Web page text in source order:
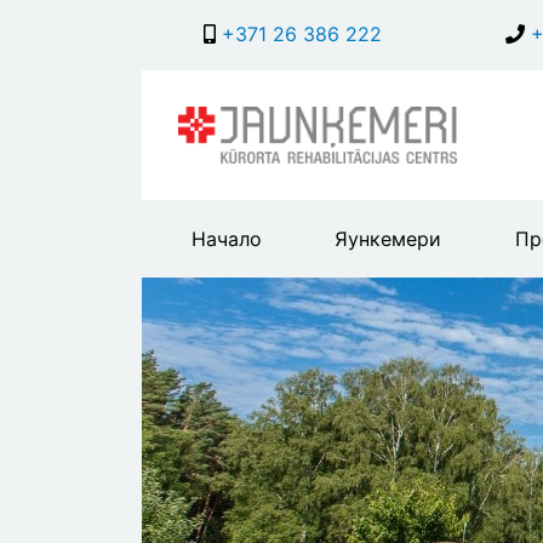
+371 26 386 222
Main
header
menu
Начало Яункемери